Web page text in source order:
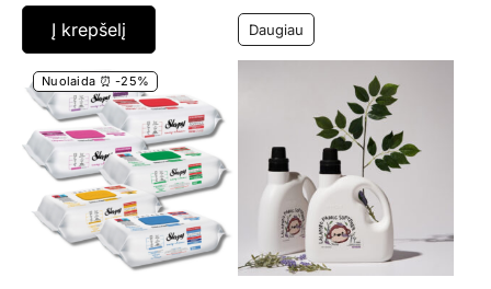
was:
€24,93.
is:
€19,95.
Į krepšelį Daugiau
Nuolaida ⏰ -25%